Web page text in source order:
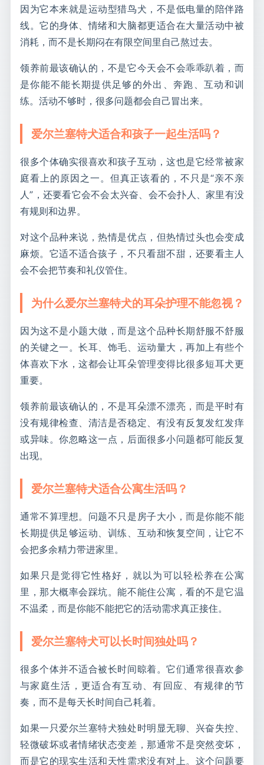
因为它本来就是运动型猎鸟犬，不是低电量的陪伴路
线。它的身体、情绪和大脑都更适合在大量活动中被
消耗，而不是长期闷在有限空间里自己熬过去。
领养前最该确认的，不是它今天会不会乖乖趴着，而
是你能不能长期提供足够的外出、奔跑、互动和训
练。活动不够时，很多问题都会自己冒出来。
爱尔兰塞特犬适合和孩子一起生活吗？
很多个体确实很喜欢和孩子互动，这也是它经常被家
庭看上的原因之一。但真正该看的，不只是“亲不亲
人”，还要看它会不会太兴奋、会不会扑人、家里有没
有规则和边界。
对这个品种来说，热情是优点，但热情过头也会变成
麻烦。它适不适合孩子，不只看甜不甜，还要看主人
会不会把节奏和礼仪管住。
为什么爱尔兰塞特犬的耳朵护理不能忽视？
因为这不是小题大做，而是这个品种长期舒服不舒服
的关键之一。长耳、饰毛、运动量大，再加上有些个
体喜欢下水，这都会让耳朵管理变得比很多短耳犬更
重要。
领养前最该确认的，不是耳朵漂不漂亮，而是平时有
没有规律检查、清洁是否稳定、有没有反复发红发痒
或异味。你忽略这一点，后面很多小问题都可能反复
出现。
爱尔兰塞特犬适合公寓生活吗？
通常不算理想。问题不只是房子大小，而是你能不能
长期提供足够运动、训练、互动和恢复空间，让它不
会把多余精力带进家里。
如果只是觉得它性格好，就以为可以轻松养在公寓
里，那大概率会踩坑。能不能住公寓，看的不是它温
不温柔，而是你能不能把它的活动需求真正接住。
爱尔兰塞特犬可以长时间独处吗？
很多个体并不适合被长时间晾着。它们通常很喜欢参
与家庭生活，更适合有互动、有回应、有规律的节
奏，而不是每天长时间自己耗着。
如果一只爱尔兰塞特犬独处时明显无聊、兴奋失控、
轻微破坏或者情绪状态变差，那通常不是突然变坏，
而是它的现实生活和天性需求没有对上。这个问题要